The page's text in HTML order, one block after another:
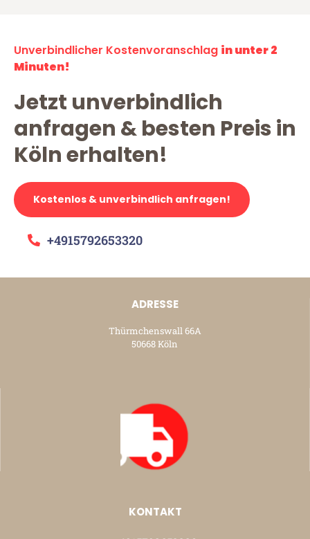
Unverbindlicher Kostenvoranschlag in unter 2
Minuten!
Jetzt unverbindlich
anfragen & besten Preis in
Köln erhalten!
Kostenlos & unverbindlich anfragen!
+4915792653320
ADRESSE
Thürmchenswall 66A
50668 Köln
KONTAKT